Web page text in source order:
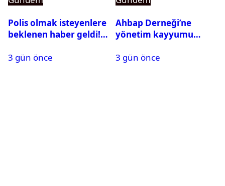
Polis olmak isteyenlere
beklenen haber geldi!
3 gün önce
Ahbap Derneği’ne
yönetim kayyumu
açıldı
3 gün önce